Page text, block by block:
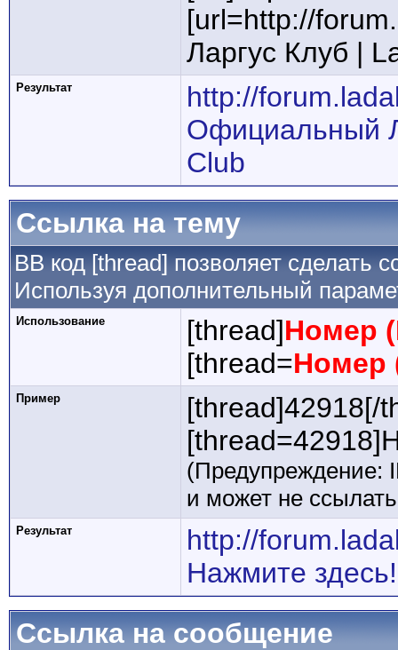
[url=http://
Ларгус Клуб |
Результат
http://
Официальный
Club
Ссылка на тему
BB код [thread] позволяет сделать
Используя дополнительный
Использование [thread]Номер
[thread=Номер
Пример
[thread]42918[/
(Предупреждение:
и может не
Результат
http://
Нажмите здесь!
Ссылка на сообщение